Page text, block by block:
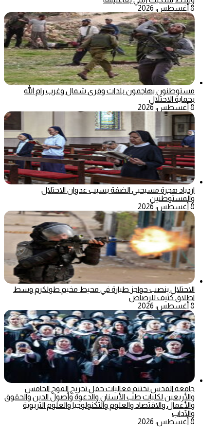
8 أغسطس، 2026
مستوطنون يهاجمون بلدات وقرى شمال وغرب رام الله
بحماية الاحتلال
8 أغسطس، 2026
ازدياد هجرة مسيحيي الضفة بسبب عدوان الاحتلال
والمستوطنين
8 أغسطس، 2026
الاحتلال ينصب حواجز طيارة في محيط مخيم طولكرم وسط
اطلاق كثيف للرصاص
8 أغسطس، 2026
جامعة القدس تختتم فعاليات حفل تخريج الفوج الخامس
والأربعين لكليات طب الأسنان والدعوة وأصول الدين والحقوق
والأعمال والاقتصاد والعلوم والتكنولوجيا والعلوم التربوية
والآداب
8 أغسطس، 2026